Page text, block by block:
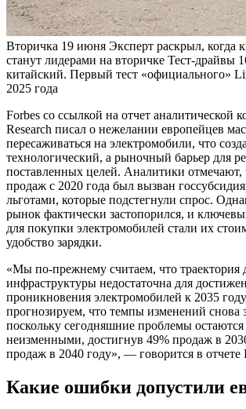
Вторичка 19 июня Эксперт раскрыл, когда
станут лидерами на вторичке Тест-драйвы
китайский. Первый тест «официального»
2025 года
Forbes со ссылкой на отчет аналитической
Research писал о нежелании европейцев
пересаживаться на электромобили, что
технологический, а рыночный барьер для
поставленных целей. Аналитики отмечают,
продаж с 2020 года был вызван
льготами, которые подстегнули спрос.
рынок фактически застопорился, и
для покупки электромобилей стали их
удобство зарядки.
«Мы по-прежнему считаем, что траектория
инфраструктуры недостаточна для
проникновения электромобилей к 2035
прогнозируем, что темпы изменений снова
поскольку сегодняшние проблемы
неизменными, достигнув 49% продаж в
продаж в 2040 году», — говорится в отчете
Какие ошибки допустили